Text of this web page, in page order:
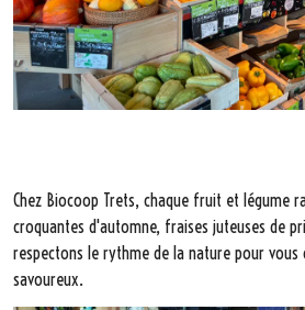
Chez Biocoop Trets, chaque fruit et légume
croquantes d'automne, fraises juteuses de
respectons le rythme de la nature pour
savoureux.